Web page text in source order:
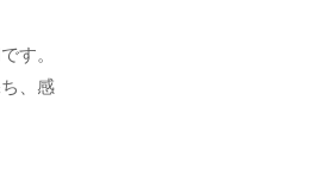
す。
、感